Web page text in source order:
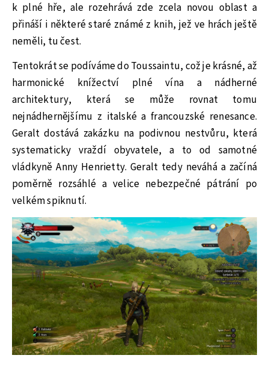
k plné hře, ale rozehrává zde zcela novou oblast a
přináší i některé staré známé z knih, jež ve hrách ještě
neměli, tu čest.
Tentokrát se podíváme do Toussaintu, což je krásné, až
harmonické knížectví plné vína a nádherné
architektury, která se může rovnat tomu
nejnádhernějšímu z italské a francouzské renesance.
Geralt dostává zakázku na podivnou nestvůru, která
systematicky vraždí obyvatele, a to od samotné
vládkyně Anny Henrietty. Geralt tedy neváhá a začíná
poměrně rozsáhlé a velice nebezpečné pátrání po
velkém spiknutí.